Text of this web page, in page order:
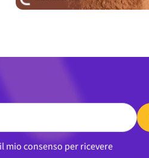
mio consenso per ricevere